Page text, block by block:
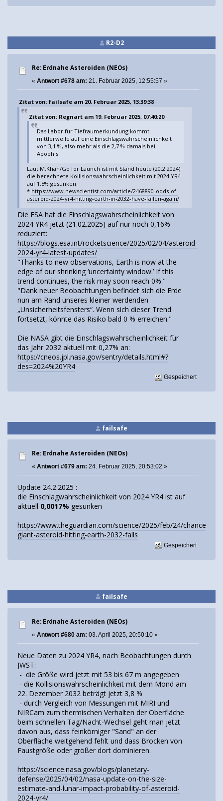
R2-D2
Re: Erdnahe Asteroiden (NEOs)
« Antwort #678 am: 21. Februar 2025, 12:55:57 »
Zitat von: failsafe am 20. Februar 2025, 13:39:38
Zitat von: Regnart am 19. Februar 2025, 07:40:20
Das Labor für Tiefraumerkundung kommt
mittlerweile auf eine Einschlagswahrscheinlichkeit
von 3,1 %, also mehr als die 2,7 % damals bei
Apophis.
Laut M.Khan/Go for Launch ist mit Stand heute (20.2.2024)
die berechnete Kollisionswahrscheinlichkeit mit 2024 YR4
auf 1,5% gesunken.
* https://www.newscientist.com/article/2468890-odds-of-
asteroid-2024-yr4-hitting-earth-in-2032-have-fallen-again/
Die ESA hat die Einschlagswahrscheinlichkeit von
2024 YR4 jetzt (21.02.2025) auf nur noch 0,16%
reduziert:
https://blogs.esa.int/rocketscience/2025/02/04/asteroid-
2024-yr4-latest-updates/
"Thanks to new observations, Earth is now at the
edge of our shrinking ‘uncertainty window.’ If this
trend continues, the risk may soon reach 0%."
"Dank neuer Beobachtungen befindet sich die Erde
nun am Rand unseres kleiner werdenden
„Unsicherheitsfensters“. Wenn sich dieser Trend
fortsetzt, könnte das Risiko bald 0 % erreichen."
Die NASA gibt die Einschlagswahrscheinlichkeit für
das Jahr 2032 aktuell mit 0,27% an:
https://cneos.jpl.nasa.gov/sentry/details.html#?
des=2024%20YR4
Gespeichert
failsafe
Re: Erdnahe Asteroiden (NEOs)
« Antwort #679 am: 24. Februar 2025, 20:53:02 »
Update 24.2.2025 :
die Einschlagwahrscheinlichkeit von 2024 YR4 ist auf
aktuell 0,0017% gesunken
https://www.theguardian.com/science/2025/feb/24/chance-
giant-asteroid-hitting-earth-2032-falls
Gespeichert
failsafe
Re: Erdnahe Asteroiden (NEOs)
« Antwort #680 am: 03. April 2025, 20:50:10 »
Neue Daten zu 2024 YR4, nach Beobachtungen durch
JWST:
- die Größe wird jetzt mit 53 bis 67 m angegeben
- die Kollisionswahrscheinlichkeit mit dem Mond am
22. Dezember 2032 beträgt jetzt 3,8 %
- durch Vergleich von Messungen mit MIRI und
NIRCam zum thermischen Verhalten der Oberfläche
beim schnellen Tag/Nacht-Wechsel geht man jetzt
davon aus, dass feinkörniger "Sand" an der
Oberfläche weitgehend fehlt und dass Brocken von
Faustgröße oder größer dort dominieren.
https://science.nasa.gov/blogs/planetary-
defense/2025/04/02/nasa-update-on-the-size-
estimate-and-lunar-impact-probability-of-asteroid-
2024-yr4/